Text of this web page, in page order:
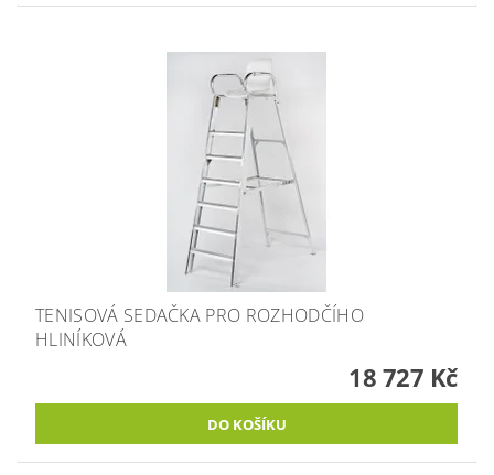
TENISOVÁ SEDAČKA PRO ROZHODČÍHO
HLINÍKOVÁ
18 727 Kč